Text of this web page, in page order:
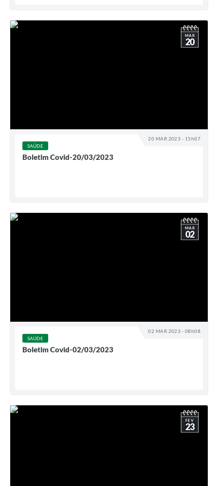
20 MAR 2023 - 15h07
MAR
20
SAÚDE
Boletim Covid-20/03/2023
02 MAR 2023 - 08h08
MAR
02
SAÚDE
Boletim Covid-02/03/2023
FEV
23